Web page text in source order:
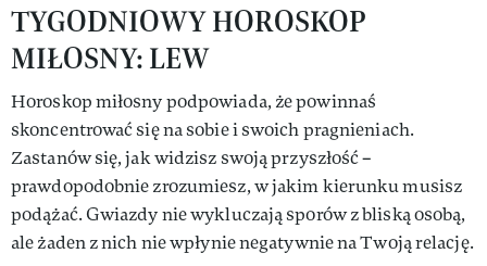
TYGODNIOWY HOROSKOP
MIŁOSNY: LEW
Horoskop miłosny podpowiada, że powinnaś
skoncentrować się na sobie i swoich pragnieniach.
Zastanów się, jak widzisz swoją przyszłość –
prawdopodobnie zrozumiesz, w jakim kierunku musisz
podążać. Gwiazdy nie wykluczają sporów z bliską osobą,
ale żaden z nich nie wpłynie negatywnie na Twoją relację.